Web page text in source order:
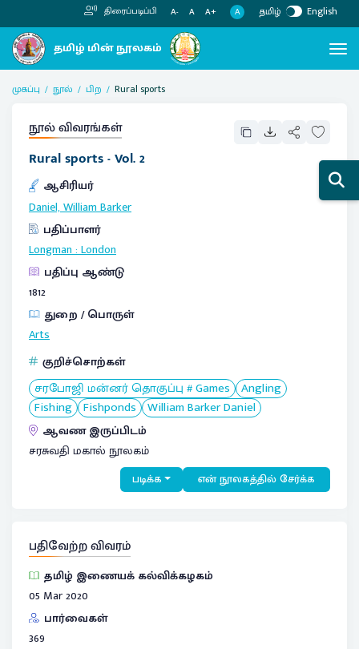
திரைப்படிப்பி A- A A+ A தமிழ் English
முகப்பு நூல் பிற Rural sports
நூல் விவரங்கள்
Rural sports - Vol. 2
ஆசிரியர்
Daniel, William Barker
பதிப்பாளர்
Longman:London
பதிப்பு ஆண்டு
1812
துறை / பொருள்
Arts
குறிச்சொற்கள்
சரபோஜி மன்னர் தொகுப்பு # Games Angling
Fishing Fishponds William Barker Daniel
ஆவண இருப்பிடம்
சரசுவதி மகால் நூலகம்
படிக்க என் நூலகத்தில் சேர்க்க
பதிவேற்ற விவரம்
தமிழ் இணையக் கல்விக்கழகம்
05 Mar 2020
பார்வைகள்
369